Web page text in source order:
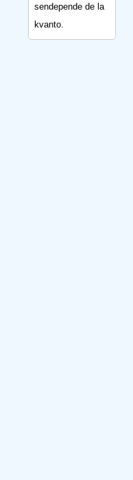
sendepende de la
kvanto.